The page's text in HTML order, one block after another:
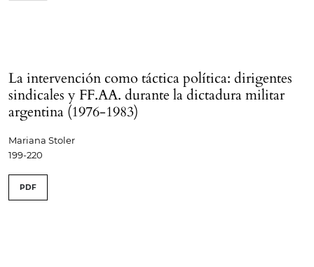
La intervención como táctica política: dirigentes
sindicales y FF.AA. durante la dictadura militar
argentina (1976-1983)
Mariana Stoler
199-220
PDF